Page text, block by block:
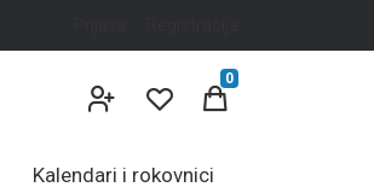
0
Kalendari i rokovnici